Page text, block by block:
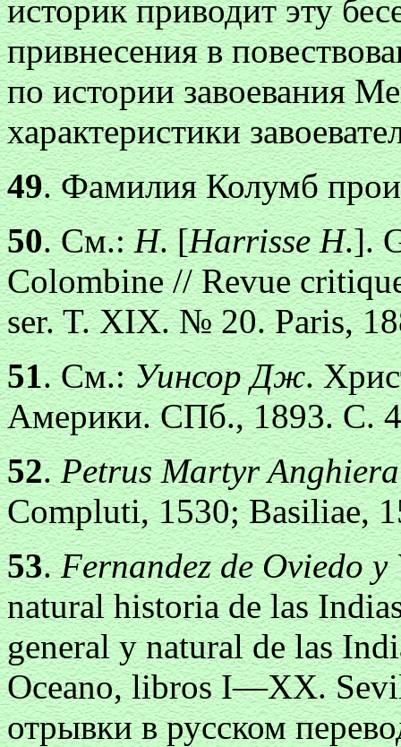
историк приводит эту
привнесения в
по истории завоевания
характеристики
49. Фамилия Колумб
50. См.:Н. [Harrisse Н.].
Colombine // Revue
ser. T. XIX. № 20. Paris,
51. См.:Уинсор Дж.
Америки. СПб., 1893. С.
52.Petrus Martyr Anghiera
Compluti, 1530; Basiliae,
53.Fernandez de Oviedo у
natural historia de las
general у natural de las
Oceano, libros I—XX.
отрывки в русском